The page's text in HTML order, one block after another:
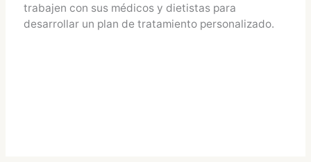
trabajen con sus médicos y dietistas para
desarrollar un plan de tratamiento personalizado.